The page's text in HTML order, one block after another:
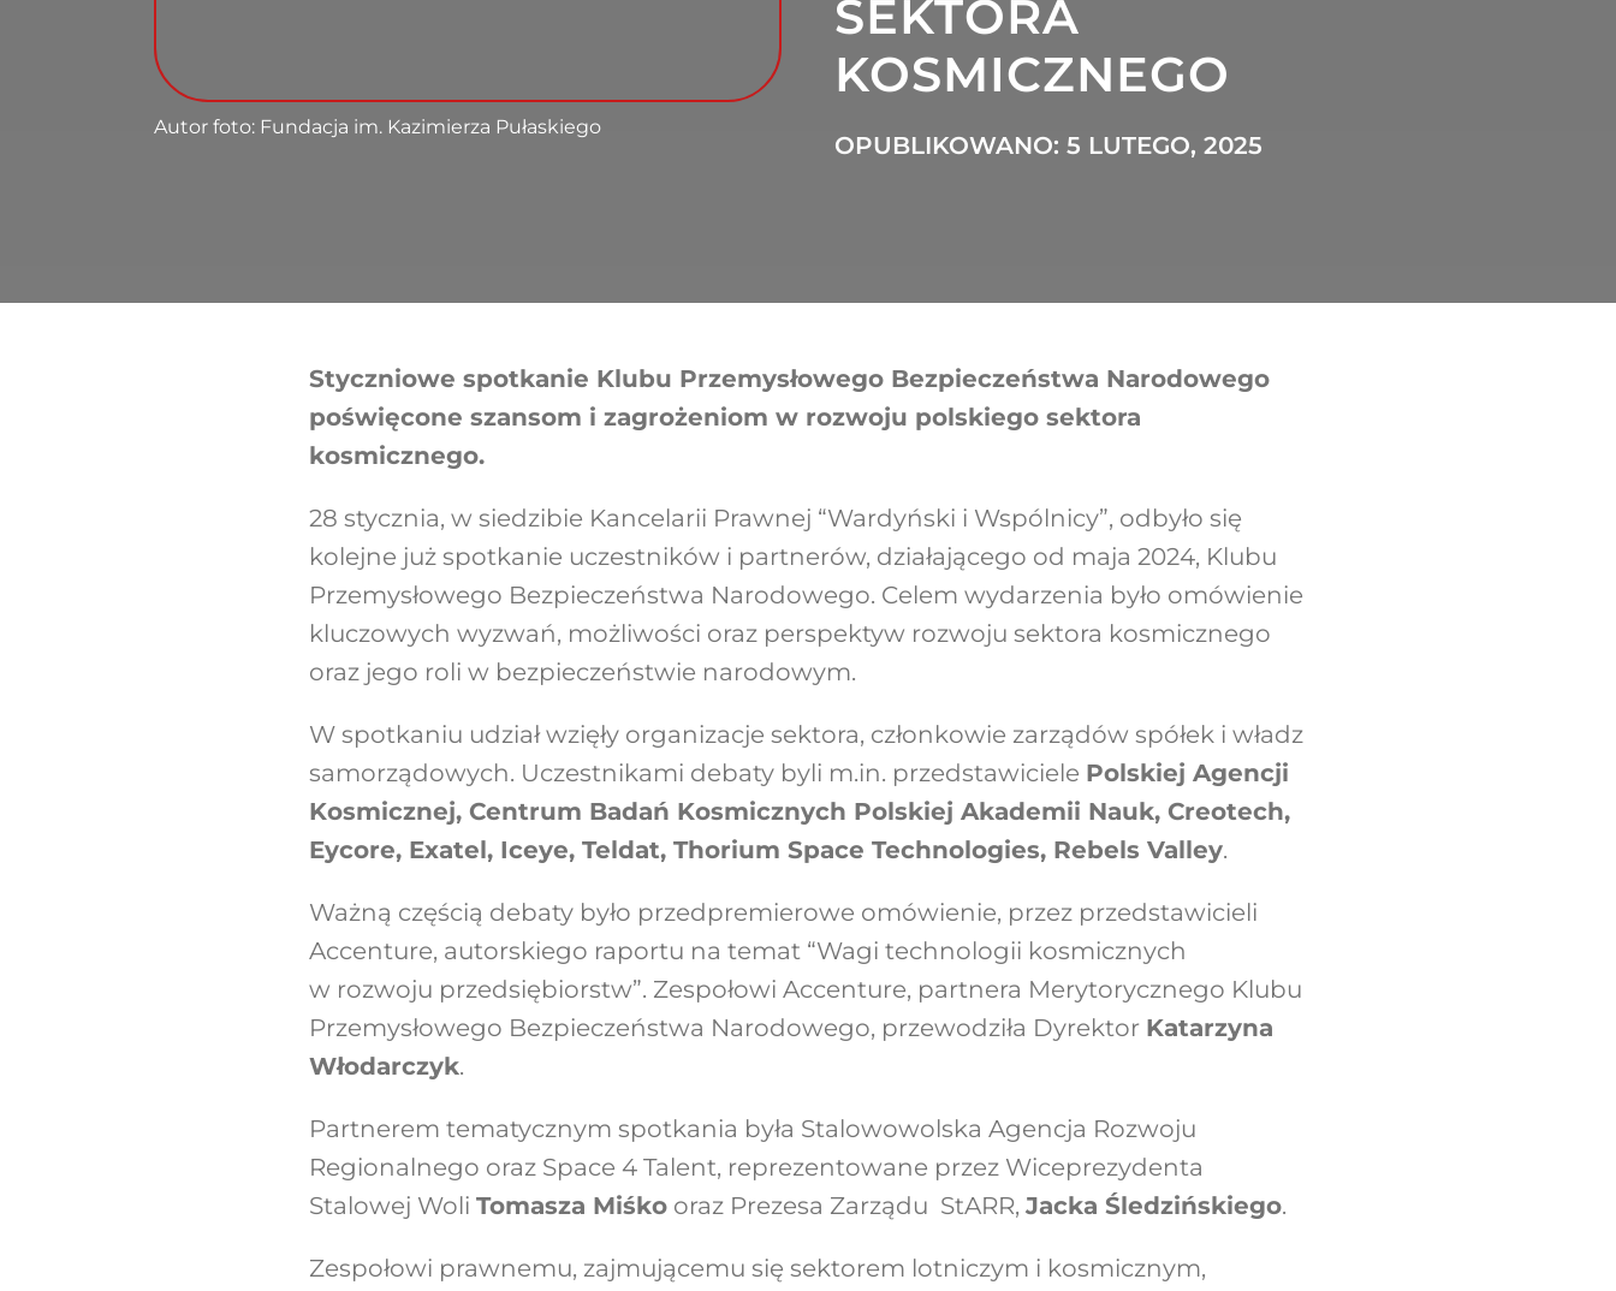
Autor foto: Fundacja im. Kazimierza Pułaskiego
SEKTORA
KOSMICZNEGO
OPUBLIKOWANO: 5 LUTEGO, 2025
Styczniowe spotkanie Klubu Przemysłowego Bezpieczeństwa Narodowego
poświęcone szansom i zagrożeniom w rozwoju polskiego sektora
kosmicznego.
28 stycznia, w siedzibie Kancelarii Prawnej “Wardyński i Wspólnicy”, odbyło się
kolejne już spotkanie uczestników i partnerów, działającego od maja 2024, Klubu
Przemysłowego Bezpieczeństwa Narodowego. Celem wydarzenia było omówienie
kluczowych wyzwań, możliwości oraz perspektyw rozwoju sektora kosmicznego
oraz jego roli w bezpieczeństwie narodowym.
W spotkaniu udział wzięły organizacje sektora, członkowie zarządów spółek i władz
samorządowych. Uczestnikami debaty byli m.in. przedstawiciele Polskiej Agencji
Kosmicznej, Centrum Badań Kosmicznych Polskiej Akademii Nauk, Creotech,
Eycore, Exatel, Iceye, Teldat, Thorium Space Technologies, Rebels Valley.
Ważną częścią debaty było przedpremierowe omówienie, przez przedstawicieli
Accenture, autorskiego raportu na temat “Wagi technologii kosmicznych
w rozwoju przedsiębiorstw”. Zespołowi Accenture, partnera Merytorycznego Klubu
Przemysłowego Bezpieczeństwa Narodowego, przewodziła Dyrektor Katarzyna
Włodarczyk.
Partnerem tematycznym spotkania była Stalowowolska Agencja Rozwoju
Regionalnego oraz Space 4 Talent, reprezentowane przez Wiceprezydenta
Stalowej Woli Tomasza Miśkooraz Prezesa Zarządu StARR, Jacka Śledzińskiego.
Zespołowi prawnemu, zajmującemu się sektorem lotniczym i kosmicznym,